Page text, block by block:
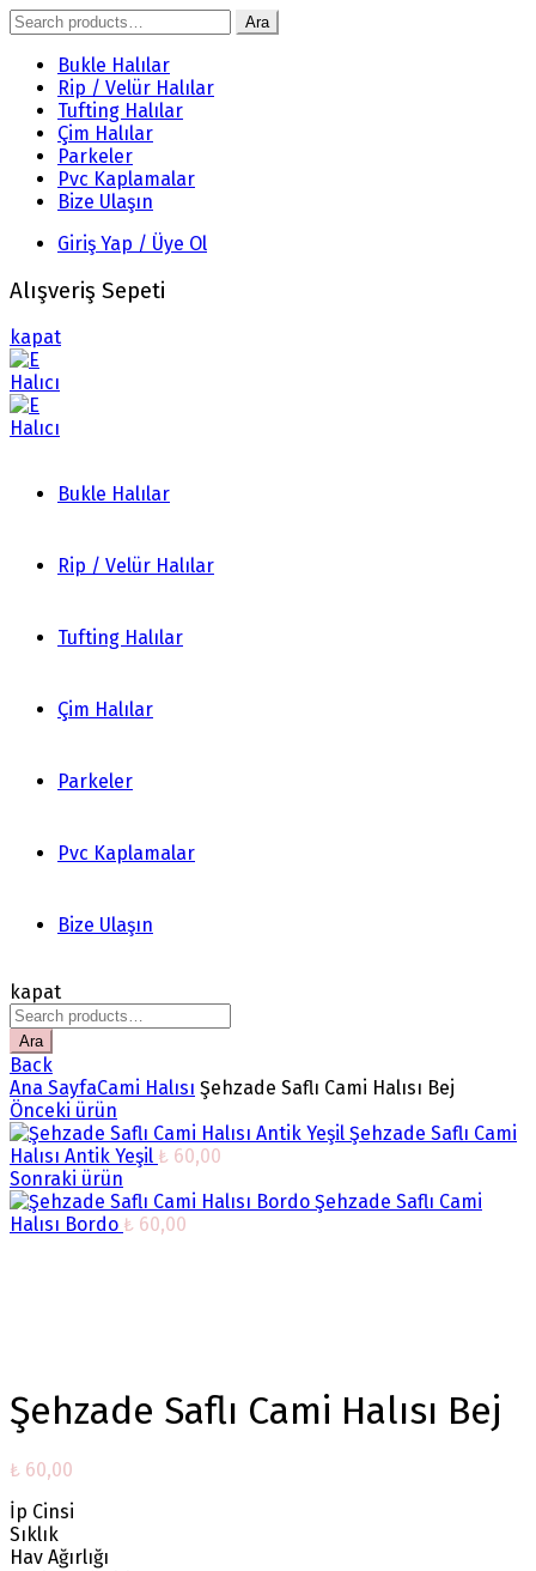
Search
for:
Ara
Bukle Halılar
Rip / Velür Halılar
Tufting Halılar
Çim Halılar
Parkeler
Pvc Kaplamalar
Bize Ulaşın
Giriş Yap / Üye Ol
Alışveriş Sepeti
kapat
Bukle Halılar
Rip / Velür Halılar
Tufting Halılar
Çim Halılar
Parkeler
Pvc Kaplamalar
Bize Ulaşın
kapat
Search
for:
Ara
Back
Ana SayfaCami Halısı Şehzade Saflı Cami Halısı Bej
Önceki ürün
Şehzade Saflı Cami
Halısı Antik Yeşil ₺ 60,00
Sonraki ürün
Şehzade Saflı Cami
Halısı Bordo ₺ 60,00
Şehzade Saflı Cami Halısı Bej
₺ 60,00
İp Cinsi
Sıklık
Hav Ağırlığı